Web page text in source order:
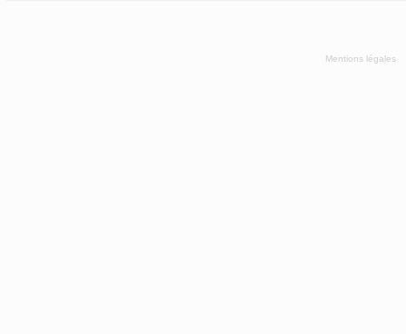
Mentions légales